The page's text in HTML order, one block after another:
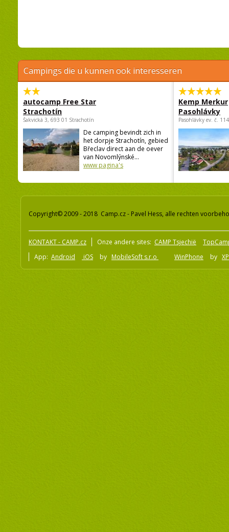
Campings die u kunnen ook interesseren
autocamp Free Star
Strachotín
Šakvická 3, 693 01 Strachotín
De camping bevindt zich in
het dorpje Strachotín, gebied
Břeclav direct aan de oever
van Novomlýnské...
www pagina's
Kemp Merkur
Pasohlávky
Pasohlávky ev. č.
Copyright© 2009 - 2018 Camp.cz - Pavel Hess, alle rechten
KONTAKT - CAMP.cz Onze andere sites: CAMP Tsjechië
App: Android iOS by MobileSoft s.r.o WinPhone by